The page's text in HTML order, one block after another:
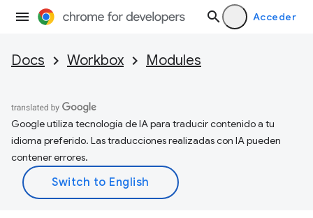
Acceder
Docs Workbox Modules
Google utiliza tecnología de IA para traducir contenido a tu
idioma preferido. Las traducciones realizadas con IA pueden
contener errores.